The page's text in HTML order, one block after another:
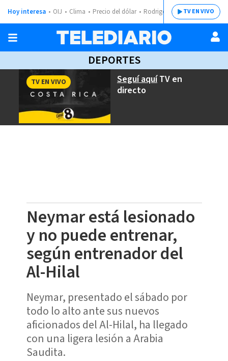
Hoy interesa OIJ Clima Precio del dólar Rodrigo ChavesTV EN VIVO
DEPORTES
Seguí aquíTV en
directo
TV EN VIVO
Neymar está lesionado
y no puede entrenar,
según entrenador del
Al-Hilal
Neymar, presentado el sábado por
todo lo alto ante sus nuevos
aficionados del Al-Hilal, ha llegado
con una ligera lesión a Arabia
Saudita.